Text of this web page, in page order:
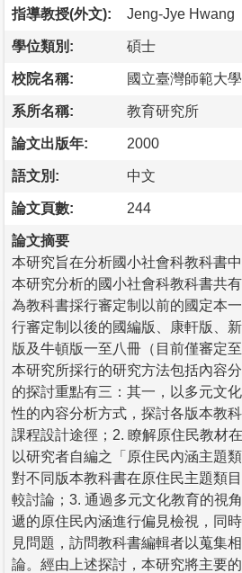
指導教授(外文): Jeng-Jye Hwang
學位類別: 碩士
校院名稱: 國立臺灣師範大學
系所名稱: 教育研究所
論文出版年: 2000
語文別: 中文
論文頁數: 244
論文摘要
本研究旨在分析國小社會科教科書
本研究分析的國小社會科教科書共
為教科書採行審定制以前的國定本
行審定制以後的國編版、康軒版、
版及牛頓版一至八冊（目前僅審定至
本研究所採行的研究方法包括內容
的探討重點有三：其一，以多元文
性的內容分析方式，探討各版本教
課程設計途徑；2. 瞭解原住民教材
以研究者自編之「原住民內涵主題
對不同版本教科書在原住民主題類
較討論；3. 通過多元文化教育的視
遞的原住民內涵進行偏見檢視，同
見問題，訪問教科書編輯者以蒐集
論。經由上述探討，本研究將主要